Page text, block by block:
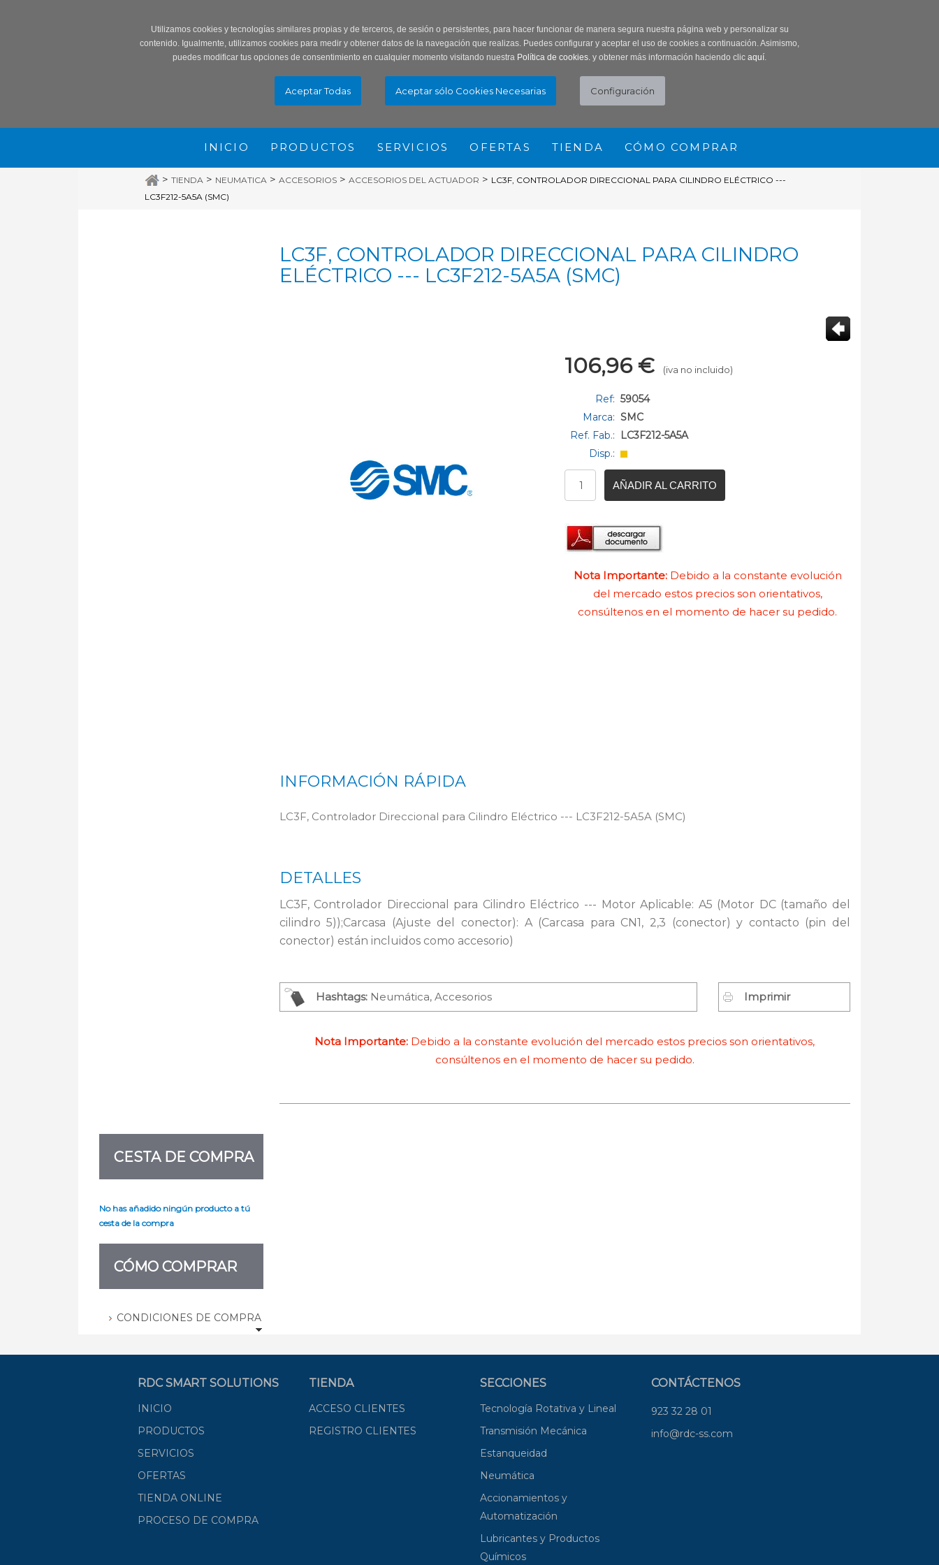
Utilizamos cookies y tecnologías similares propias y de terceros, de sesión o persistentes, para hacer funcionar de manera segura nuestra página web y personalizar su
contenido. Igualmente, utilizamos cookies para medir y obtener datos de la navegación que realizas. Puedes configurar y aceptar el uso de cookies a continuación. Asimismo,
puedes modificar tus opciones de consentimiento en cualquier momento visitando nuestra Política de cookies. y obtener más información haciendo clic aquí.
INICIO PRODUCTOS SERVICIOS OFERTAS TIENDA CÓMO COMPRAR
> TIENDA > NEUMATICA > ACCESORIOS > ACCESORIOS DEL ACTUADOR > LC3F, CONTROLADOR DIRECCIONAL PARA CILINDRO ELÉCTRICO ---
LC3F212-5A5A (SMC)
LC3F, CONTROLADOR DIRECCIONAL PARA CILINDRO
ELÉCTRICO --- LC3F212-5A5A (SMC)
106,96 € (iva no incluido)
Ref:59054
Marca:SMC
Ref. Fab.: LC3F212-5A5A
Disp.:
AÑADIR AL CARRITO
Nota Importante:Debido a la constante evolución
del mercado estos precios son orientativos,
consúltenos en el momento de hacer su pedido.
INFORMACIÓN RÁPIDA
LC3F, Controlador Direccional para Cilindro Eléctrico --- LC3F212-5A5A (SMC)
DETALLES
LC3F, Controlador Direccional para Cilindro Eléctrico --- Motor Aplicable: A5 (Motor DC (tamaño del
cilindro 5));Carcasa (Ajuste del conector): A (Carcasa para CN1, 2,3 (conector) y contacto (pin del
conector) están incluidos como accesorio)
Hashtags: Neumática, Accesorios Imprimir
Nota Importante: Debido a la constante evolución del mercado estos precios son orientativos,
consúltenos en el momento de hacer su pedido.
CESTA DE COMPRA
No has añadido ningún producto a tú
cesta de la compra
CÓMO COMPRAR
CONDICIONES DE COMPRA
RDC SMART SOLUTIONS
INICIO
PRODUCTOS
SERVICIOS
OFERTAS
TIENDA ONLINE
PROCESO DE COMPRA
TIENDA
ACCESO CLIENTES
REGISTRO CLIENTES
SECCIONES
Tecnología Rotativa y Lineal
Transmisión Mecánica
Estanqueidad
Neumática
Accionamientos y
Automatización
Lubricantes y Productos
Químicos
CONTÁCTENOS
923 32 28 01
info@rdc-ss.com